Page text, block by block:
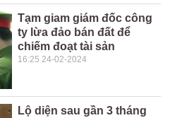
Tạm giam giám đốc công
ty lừa đảo bán đất để
chiếm đoạt tài sản
16:25 24-02-2024
Lộ diện sau gần 3 tháng